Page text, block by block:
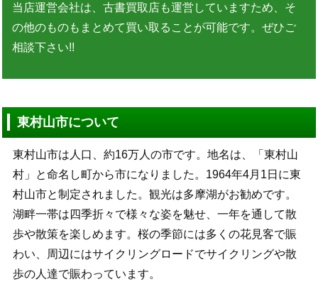
当店運営会社は、古書買取店も運営していますため、そ
の他のものもまとめて買い取ることが可能です。ぜひご
相談下さい!!
東村山市について
東村山市は人口、約16万人の市です。地名は、「東村山
村」と命名し町から市になりました。1964年4月1日に東
村山市と制定されました。観光は多摩湖がお勧めです。
湖畔一帯は四季折々で様々な姿を魅せ、一年を通して散
歩や散策を楽しめます。桜の季節には多くの花見客で賑
わい、周辺にはサイクリングロードでサイクリングや散
歩の人達で賑わっています。